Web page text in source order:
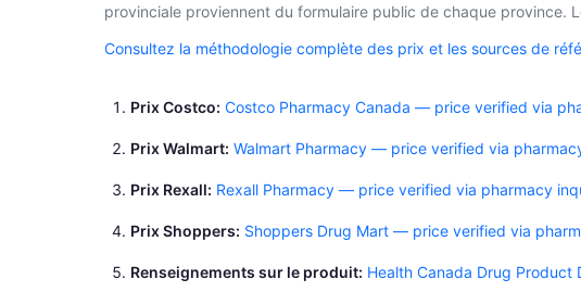
provinciale proviennent du formulaire public de chaque province.
Consultez la méthodologie complète des prix et les sources de
Prix Costco Costco Pharmacy Canada — price verified via
Prix Walmart Walmart Pharmacy — price verified via
Prix Rexall Rexall Pharmacy — price verified via pharmacy
Prix Shoppers Shoppers Drug Mart — price verified via
Renseignements sur le produit Health Canada Drug